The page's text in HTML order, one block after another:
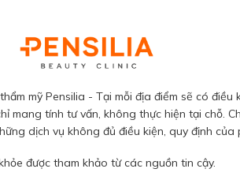
mỹ Pensilia - Tại mỗi địa điểm sẽ có điều
mang tính tư vấn, không thực hiện tại chỗ.
dịch vụ không đủ điều kiện, quy định của
được tham khảo từ các nguồn tin cậy.